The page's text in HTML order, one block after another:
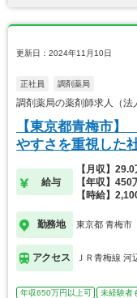
更新日：2024年11月10日
正社員 調剤薬局
調剤薬局の薬剤師求人（
【東京都青梅市
やすさを重視した
給与
【月収】
【年収】
【時給】
勤務地 東京都 青梅市
アクセス ＪＲ青梅線 河
年収650万円以上可 未経験者